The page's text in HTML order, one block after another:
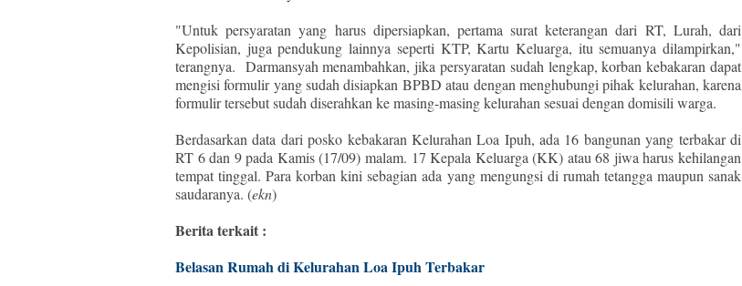
"Untuk persyaratan yang harus dipersiapkan, pertama surat keterangan dari RT, Lurah, dari
Kepolisian, juga pendukung lainnya seperti KTP, Kartu Keluarga, itu semuanya dilampirkan,"
terangnya. Darmansyah menambahkan, jika persyaratan sudah lengkap, korban kebakaran dapat
mengisi formulir yang sudah disiapkan BPBD atau dengan menghubungi pihak kelurahan, karena
formulir tersebut sudah diserahkan ke masing-masing kelurahan sesuai dengan domisili warga.
Berdasarkan data dari posko kebakaran Kelurahan Loa Ipuh, ada 16 bangunan yang terbakar di
RT 6 dan 9 pada Kamis (17/09) malam. 17 Kepala Keluarga (KK) atau 68 jiwa harus kehilangan
tempat tinggal. Para korban kini sebagian ada yang mengungsi di rumah tetangga maupun sanak
saudaranya. (ekn)
Berita terkait :
Belasan Rumah di Kelurahan Loa Ipuh Terbakar